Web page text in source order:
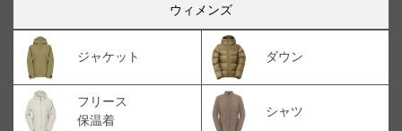
ウィメンズ
ジャケット ダウン
フリース
保温着
シャツ